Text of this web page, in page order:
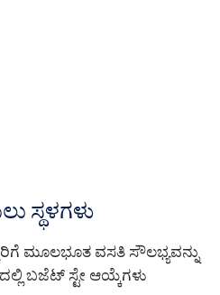
ಸ್ಥಳಗಳು
ಮೂಲಭೂತ ವಸತಿ ಸೌಲಭ್ಯವನ್ನು
ಬಜೆಟ್ ಸ್ಟೇ ಆಯ್ಕೆಗಳು